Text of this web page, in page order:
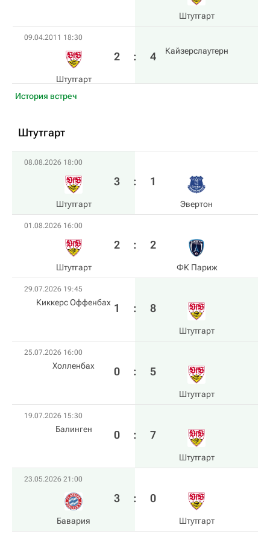
Штутгарт
09.04.2011 18:30
Штутгарт
2 : 4 Кайзерслаутерн
История встреч
Штутгарт
08.08.2026 18:00
Штутгарт
3 : 1
Эвертон
01.08.2026 16:00
Штутгарт
2 : 2
ФК Париж
29.07.2026 19:45
Киккерс Оффенбах 1 : 8
Штутгарт
25.07.2026 16:00
Холленбах 0 : 5
Штутгарт
19.07.2026 15:30
Балинген 0 : 7
Штутгарт
23.05.2026 21:00
Бавария
3 : 0
Штутгарт